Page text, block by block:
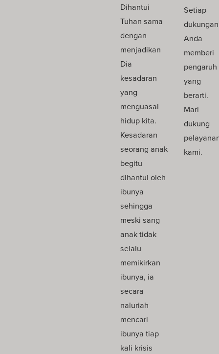
Dihantui
Tuhan sama
dengan
menjadikan
Dia
kesadaran
yang
menguasai
hidup kita.
Kesadaran
seorang anak
begitu
dihantui oleh
ibunya
sehingga
meski sang
anak tidak
selalu
memikirkan
ibunya, ia
secara
naluriah
mencari
ibunya tiap
kali krisis
Setiap
dukungan
Anda
memberi
pengaruh
yang
berarti.
Mari
dukung
kami.